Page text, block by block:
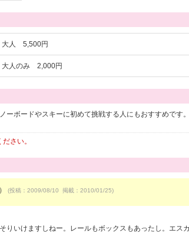
大人 5,500円
大人のみ 2,000円
ーボードやスキーに初めて挑戦する人にもおすすめです
さい。
(投稿：2009/08/10 掲載：2010/01/25)
りいけますしねー。レールもボックスもあったし。エス